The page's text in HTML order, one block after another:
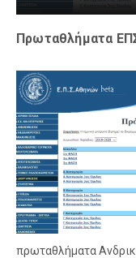
Πρωταθλήματα
πρωταθλήματα